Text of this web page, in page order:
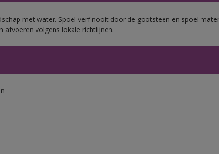
met water. Spoel verf nooit door de gootsteen en spoel
afvoeren volgens lokale richtlijnen.